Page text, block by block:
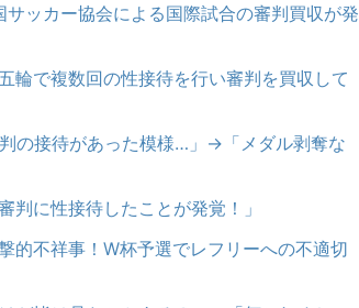
ッカー協会による国際試合の審判買収が発
輪で複数回の性接待を行い審判を買収して
の接待があった模様…」→「メダル剥奪な
判に性接待したことが発覚！」
的不祥事！W杯予選でレフリーへの不適切